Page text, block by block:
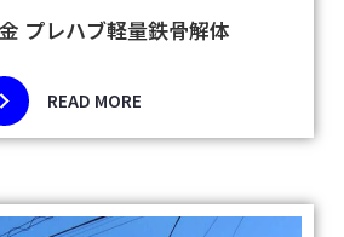
プレハブ軽量鉄骨解体
READ MORE